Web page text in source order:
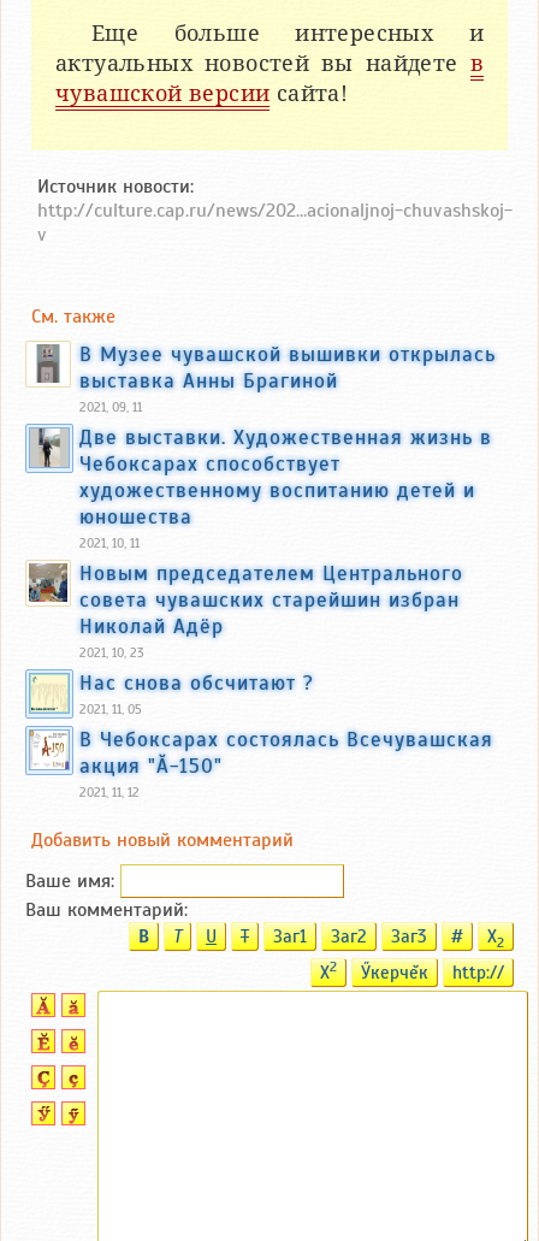
Еще больше интересных и
актуальных новостей вы найдете в
чувашской версии сайта!
Источник новости:
http://culture.cap.ru/news/202...acionaljnoj-chuvashskoj-
v
См. также
В Музее чувашской вышивки открылась
выставка Анны Брагиной
2021, 09, 11
Две выставки. Художественная жизнь в
Чебоксарах способствует
художественному воспитанию детей и
юношества
2021, 10, 11
Новым председателем Центрального
совета чувашских старейшин избран
Николай Адёр
2021, 10, 23
Нас снова обсчитают ?
2021, 11, 05
В Чебоксарах состоялась Всечувашская
акция "Ӑ-150"
2021, 11, 12
Добавить новый комментарий
Ваше имя:
Ваш комментарий:
B T U T Заг1 Заг2 Заг3 # X2
X2 Ӳкерчĕк http://